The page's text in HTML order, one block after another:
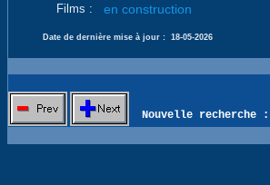
Films : en construction
Date de dernière mise à jour : 18-05-2026
Nouvelle recherche :